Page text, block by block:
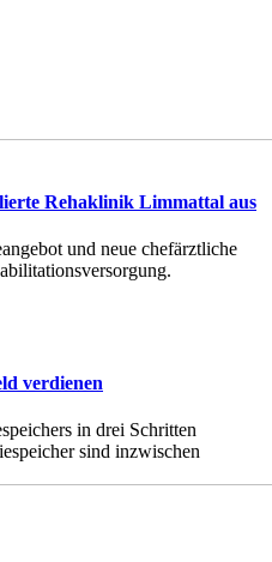
Rehaklinik Limmattal aus
und neue chefärztliche
verdienen
in drei Schritten
sind inzwischen